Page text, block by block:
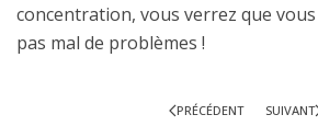
concentration, vous verrez que
pas mal de problèmes !
PRÉCÉDENT SUIVANT